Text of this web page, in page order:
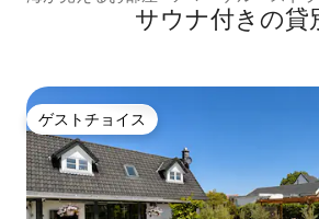
サウナ付きの貸
ゲストチョイス
ゲストチョイス